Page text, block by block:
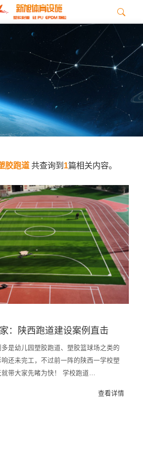
胶跑道 共查询到 1篇相关内容。
：陕西跑道建设案例直击
是幼儿园塑胶跑道、塑胶篮球场之类的
还未完工，不过前一阵的陕西一学校塑
就带大家先睹为快！ 学校跑道…
查看详情